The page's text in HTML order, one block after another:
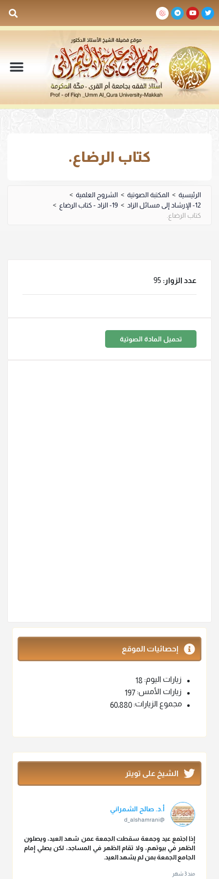
كتاب الرضاع.
الرئيسية > المكتبة الصوتية > الشروح العلمية >
12- الإرشاد إلى مسائل الزاد
> 19- الزاد - كتاب الرضاع
>
كتاب الرضاع.
عدد الزوار: 95
تحميل المادة الصوتية
إحصائيات الموقع
زيارات اليوم: 18
زيارات الأمس: 197
مجموع الزيارات: 60٬880
الشيخ على تويتر
أ.د. صالح الشمراني
@d_alshamrani
إذا اجتمع عيد وجمعة سقطت الجمعة عمن شهد العيد، ويصلون
الظهر في بيوتهم، ولا تقام الظهر في المساجد، لكن يصلي إمام
الجامع الجمعة بمن لم يشهد العيد.
منذ 3 شهر